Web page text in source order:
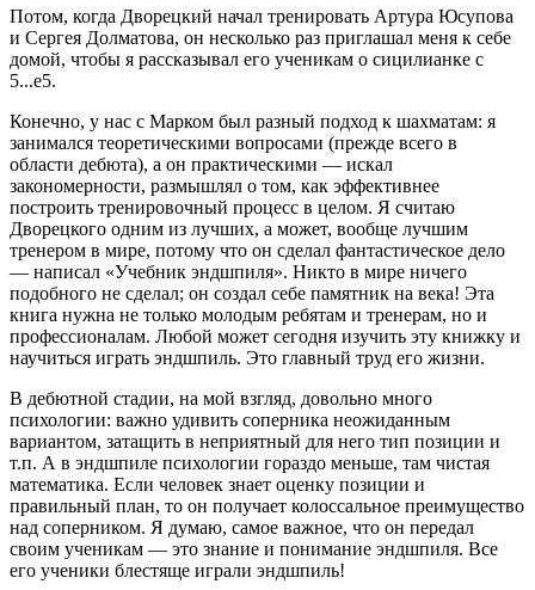
Потом, когда Дворецкий начал тренировать Артура Юсупова
и Сергея Долматова, он несколько раз приглашал меня к себе
домой, чтобы я рассказывал его ученикам о сицилианке с
5...е5.
Конечно, у нас с Марком был разный подход к шахматам: я
занимался теоретическими вопросами (прежде всего в
области дебюта), а он практическими — искал
закономерности, размышлял о том, как эффективнее
построить тренировочный процесс в целом. Я считаю
Дворецкого одним из лучших, а может, вообще лучшим
тренером в мире, потому что он сделал фантастическое дело
— написал «Учебник эндшпиля». Никто в мире ничего
подобного не сделал; он создал себе памятник на века! Эта
книга нужна не только молодым ребятам и тренерам, но и
профессионалам. Любой может сегодня изучить эту книжку и
научиться играть эндшпиль. Это главный труд его жизни.
В дебютной стадии, на мой взгляд, довольно много
психологии: важно удивить соперника неожиданным
вариантом, затащить в неприятный для него тип позиции и
т.п. А в эндшпиле психологии гораздо меньше, там чистая
математика. Если человек знает оценку позиции и
правильный план, то он получает колоссальное преимущество
над соперником. Я думаю, самое важное, что он передал
своим ученикам — это знание и понимание эндшпиля. Все
его ученики блестяще играли эндшпиль!